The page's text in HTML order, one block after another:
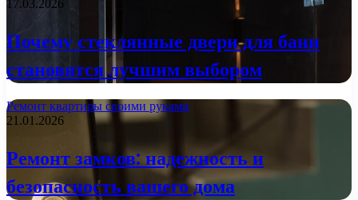
17.03.2026
Почему стеклянные двери для бани
становятся лучшим выбором
Ремонт квартиры своими руками
21.01.2026
Ремонт замков: надежность и
безопасность вашего дома